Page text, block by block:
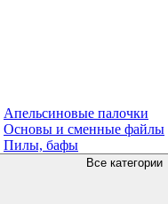
Апельсиновые палочки
Основы и сменные файлы
Пилы, бафы
Все категории